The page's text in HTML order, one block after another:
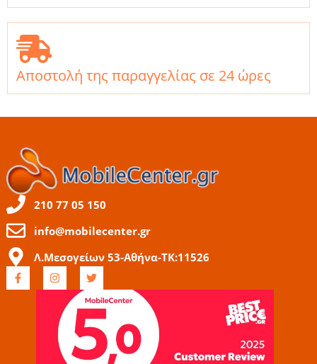
Αποστολή της παραγγελίας σε 24 ώρες
210 77 05 150
info@mobilecenter.gr
Λ.Μεσογείων 53-Αθήνα-ΤΚ:11526
F
a
c
I
n
s
g
r
a
m
T
w
t
t
e
r